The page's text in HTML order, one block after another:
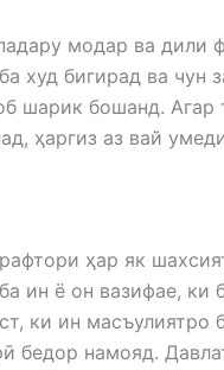
модар ва дили
худ бигирад ва чун
шарик бошанд.
ҳаргиз аз вай
ҳар як
ин ё он вазифае,
ки ин масъулиятро
бедор намояд.